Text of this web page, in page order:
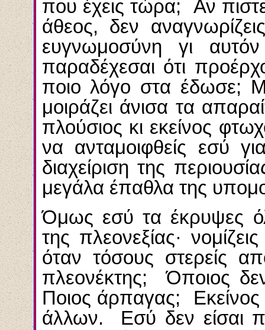
που έχεις τώρα; Αν
άθεος, δεν
ευγνωμοσύνη γι
παραδέχεσαι ότι
ποιο λόγο στα έδωσε;
μοιράζει άνισα τα
πλούσιος κι εκείνος
να ανταμοιφθείς εσύ
διαχείριση της
μεγάλα έπαθλα της
Όμως εσύ τα έκρυψες
της πλεονεξίας·
όταν τόσους στερείς
πλεονέκτης; Όποιος
Ποιος άρπαγας; Εκείνος
άλλων. Εσύ δεν είσαι